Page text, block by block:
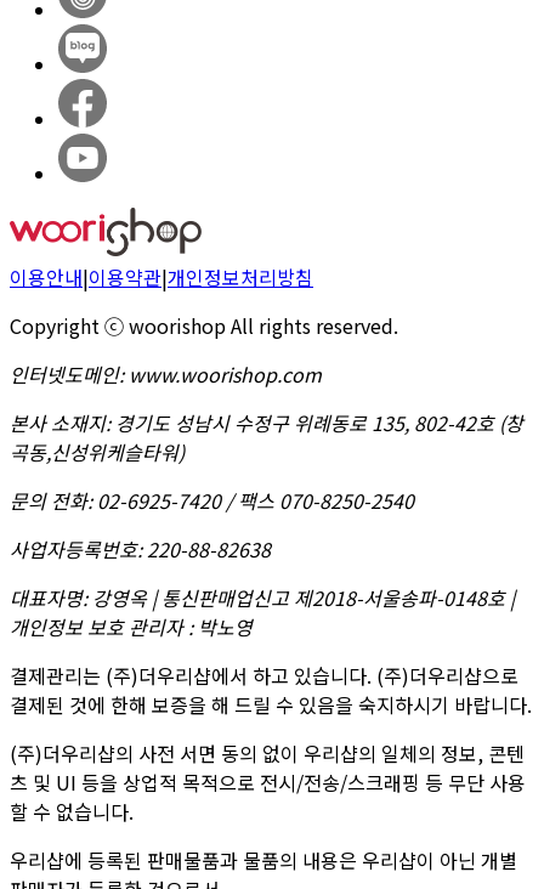
이용안내|이용약관|개인정보처리방침
Copyright ⓒ woorishop All rights reserved.
인터넷도메인:www.woorishop.com
본사 소재지:경기도 성남시 수정구 위례동로 135, 802-42호 (창
곡동,신성위케슬타워)
문의 전화:02-6925-7420 / 팩스 070-8250-2540
사업자등록번호:220-88-82638
대표자명:강영옥 | 통신판매업신고 제2018-서울송파-0148호 |
개인정보 보호 관리자 : 박노영
결제관리는 (주)더우리샵에서 하고 있습니다. (주)더우리샵으로
결제된 것에 한해 보증을 해 드릴 수 있음을 숙지하시기 바랍니다.
(주)더우리샵의 사전 서면 동의 없이 우리샵의 일체의 정보, 콘텐
츠 및 UI 등을 상업적 목적으로 전시/전송/스크래핑 등 무단 사용
할 수 없습니다.
우리샵에 등록된 판매물품과 물품의 내용은 우리샵이 아닌 개별